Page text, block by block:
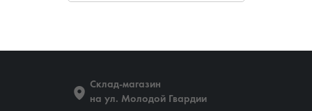
Склад-магазин
на ул. Молодой Гвардии